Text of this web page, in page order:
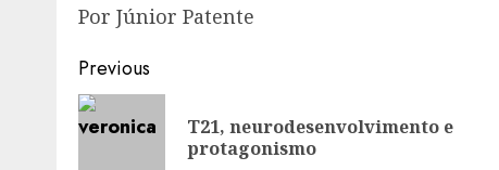
Por Júnior Patente
Post
navigation
Previous
T21, neurodesenvolvimento e
protagonismo